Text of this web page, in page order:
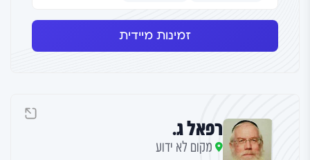
זמינות מיידית
רפאל ג.
מקום לא ידוע